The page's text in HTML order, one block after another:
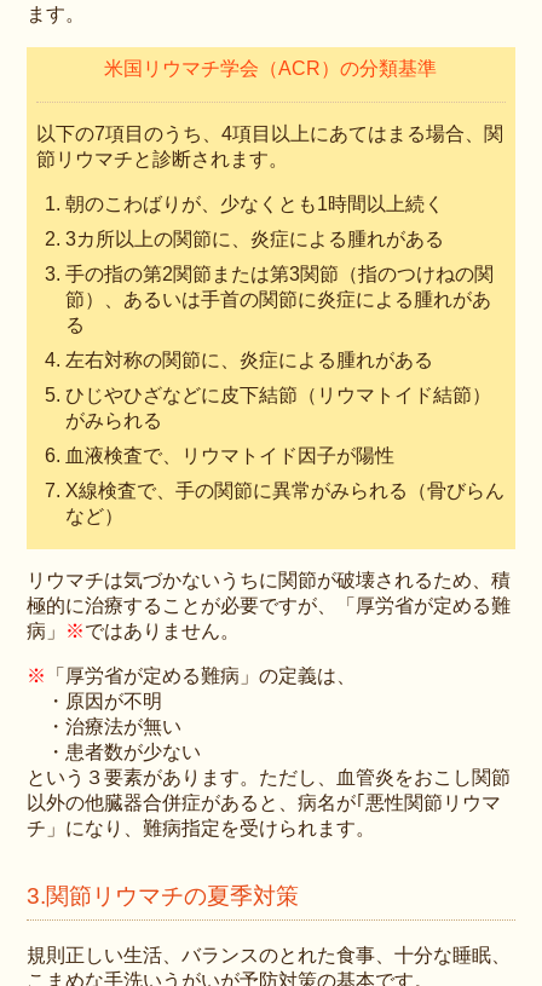
ます。
米国リウマチ学会（ACR）の分類基準
以下の7項目のうち、4項目以上にあてはまる場合、関
節リウマチと診断されます。
朝のこわばりが、少なくとも1時間以上続く
3カ所以上の関節に、炎症による腫れがある
手の指の第2関節または第3関節（指のつけねの関
節）、あるいは手首の関節に炎症による腫れがあ
る
左右対称の関節に、炎症による腫れがある
ひじやひざなどに皮下結節（リウマトイド結節）
がみられる
血液検査で、リウマトイド因子が陽性
X線検査で、手の関節に異常がみられる（骨びらん
など）
リウマチは気づかないうちに関節が破壊されるため、積
極的に治療することが必要ですが、「厚労省が定める難
病」 ※ではありません。
※
「厚労省が定める難病」の定義は、
・原因が不明
・治療法が無い
・患者数が少ない
という３要素があります。ただし、血管炎をおこし関節
以外の他臓器合併症があると、病名が｢悪性関節リウマ
チ」になり、難病指定を受けられます。
3.関節リウマチの夏季対策
規則正しい生活、バランスのとれた食事、十分な睡眠、
こまめな手洗いうがいが予防対策の基本です。